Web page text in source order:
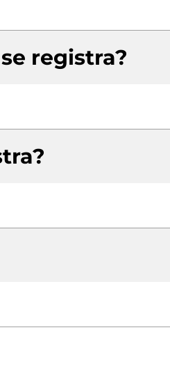
registra?